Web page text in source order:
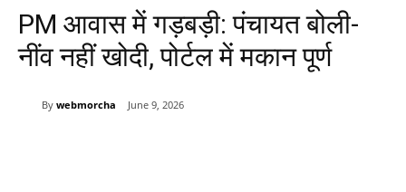
PM आवास में गड़बड़ी: पंचायत बोली-
नींव नहीं खोदी, पोर्टल में मकान पूर्ण
By webmorcha June 9, 2026